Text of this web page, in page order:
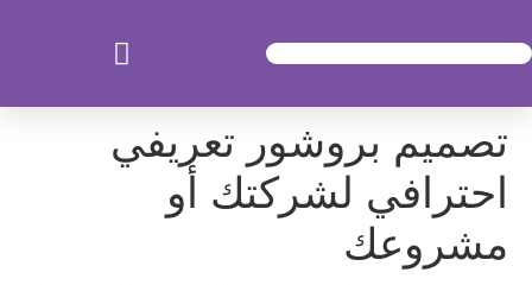
تصميم بروشور تعريفي
احترافي لشركتك أو
مشروعك